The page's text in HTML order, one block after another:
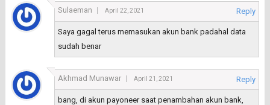
Sulaeman April 22, 2021 Reply
Saya gagal terus memasukan akun bank padahal data
sudah benar
Akhmad Munawar April 21, 2021 Reply
bang, di akun payoneer saat penambahan akun bank,